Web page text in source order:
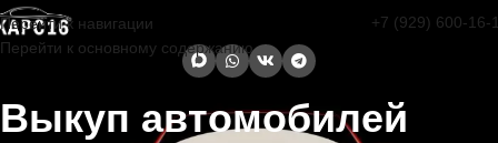
Перейти к навигации
Перейти к основному содержанию
+7 (929) 600-16-
Выкуп автомобилей